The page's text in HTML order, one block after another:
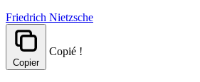
Friedrich Nietzsche
Copier
Copié !